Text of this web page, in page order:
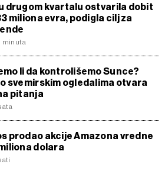
drugom kvartalu ostvarila dobit
miliona evra, podigla cilj za
minuta
li da kontrolišemo Sunce?
svemirskim ogledalima otvara
pitanja
prodao akcije Amazona vredne
dolara